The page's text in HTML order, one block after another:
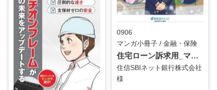
0906
マンガ小冊子 / 金融・保険
住宅ローン訴求用_マンガ小冊子
住信SBIネット銀行株式会社
様